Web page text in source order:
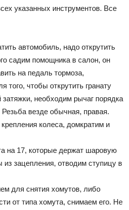
указанных инструментов. Все
автомобиль, надо открутить
садим помощника в салон, он
на педаль тормоза,
того, чтобы открутить гранату
затяжки, необходим рычаг порядка
везде обычная, правая.
колеса, домкратим и
на 17, которые держат шаровую
зацепления, отводим ступицу в
для снятия хомутов, либо
от типа хомута, снимаем его. Не